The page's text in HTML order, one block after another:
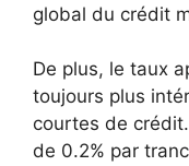
global du crédit
De plus, le taux
toujours plus
courtes de
de 0.2% par